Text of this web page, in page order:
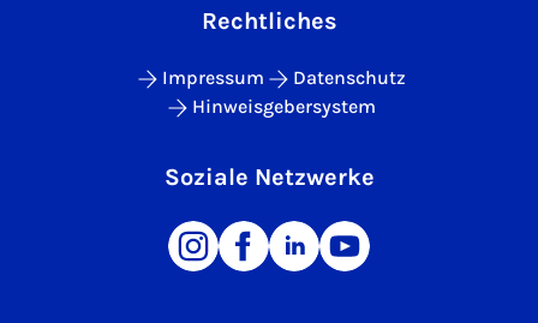
Rechtliches
Impressum
Datenschutz
Hinweisgebersystem
Soziale Netzwerke